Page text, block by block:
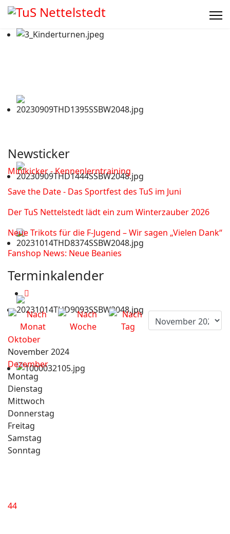
Newsticker
Minikicker - Kennenlerntraining
Save the Date - Das Sportfest des TuS im Juni
Der TuS Nettelstedt lädt ein zum Winterzauber 2026
Neue Trikots für die F-Jugend – Wir sagen „Vielen Dank“
Fanshop News: Neue Beanies
Terminkalender
Oktober
November 2024
Dezember
Montag
Dienstag
Mittwoch
Donnerstag
Freitag
Samstag
Sonntag
44